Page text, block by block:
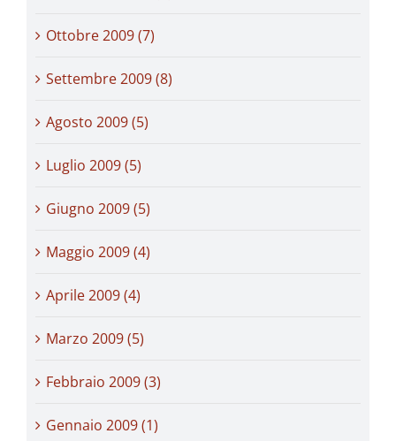
Ottobre 2009 (7)
Settembre 2009 (8)
Agosto 2009 (5)
Luglio 2009 (5)
Giugno 2009 (5)
Maggio 2009 (4)
Aprile 2009 (4)
Marzo 2009 (5)
Febbraio 2009 (3)
Gennaio 2009 (1)